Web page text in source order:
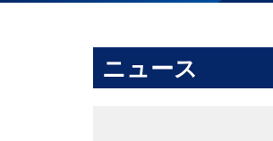
ニュース